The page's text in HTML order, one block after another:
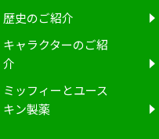
歴史のご紹介
キャラクターのご紹
介
ミッフィーとユース
キン製薬